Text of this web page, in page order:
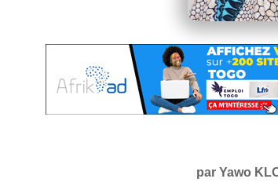
par Yawo